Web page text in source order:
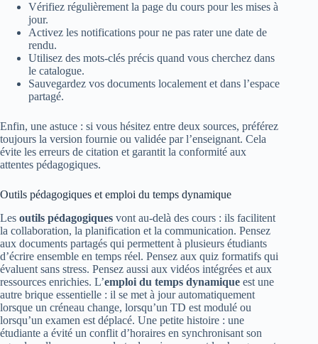
Vérifiez régulièrement la page du cours pour les mises à
jour.
Activez les notifications pour ne pas rater une date de
rendu.
Utilisez des mots-clés précis quand vous cherchez dans
le catalogue.
Sauvegardez vos documents localement et dans l’espace
partagé.
Enfin, une astuce : si vous hésitez entre deux sources, préférez
toujours la version fournie ou validée par l’enseignant. Cela
évite les erreurs de citation et garantit la conformité aux
attentes pédagogiques.
Outils pédagogiques et emploi du temps dynamique
Les outils pédagogiques vont au-delà des cours : ils facilitent
la collaboration, la planification et la communication. Pensez
aux documents partagés qui permettent à plusieurs étudiants
d’écrire ensemble en temps réel. Pensez aux quiz formatifs qui
évaluent sans stress. Pensez aussi aux vidéos intégrées et aux
ressources enrichies. L’emploi du temps dynamique est une
autre brique essentielle : il se met à jour automatiquement
lorsque un créneau change, lorsqu’un TD est modulé ou
lorsqu’un examen est déplacé. Une petite histoire : une
étudiante a évité un conflit d’horaires en synchronisant son